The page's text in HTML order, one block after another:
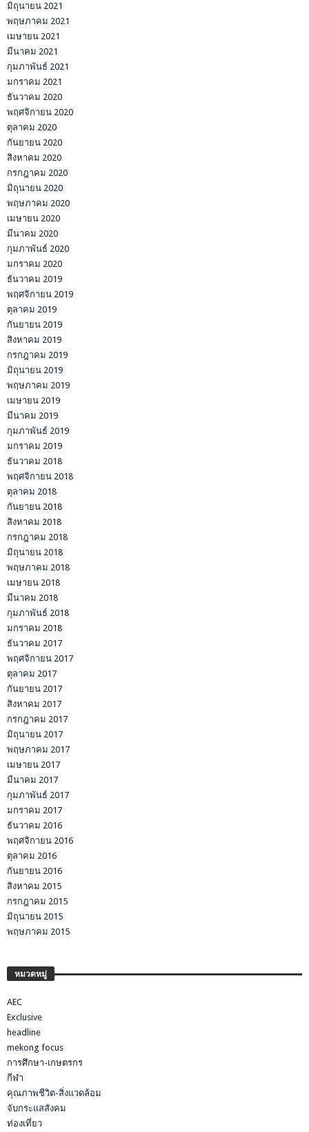
มิถุนายน 2021
พฤษภาคม 2021
เมษายน 2021
มีนาคม 2021
กุมภาพันธ์ 2021
มกราคม 2021
ธันวาคม 2020
พฤศจิกายน 2020
ตุลาคม 2020
กันยายน 2020
สิงหาคม 2020
กรกฎาคม 2020
มิถุนายน 2020
พฤษภาคม 2020
เมษายน 2020
มีนาคม 2020
กุมภาพันธ์ 2020
มกราคม 2020
ธันวาคม 2019
พฤศจิกายน 2019
ตุลาคม 2019
กันยายน 2019
สิงหาคม 2019
กรกฎาคม 2019
มิถุนายน 2019
พฤษภาคม 2019
เมษายน 2019
มีนาคม 2019
กุมภาพันธ์ 2019
มกราคม 2019
ธันวาคม 2018
พฤศจิกายน 2018
ตุลาคม 2018
กันยายน 2018
สิงหาคม 2018
กรกฎาคม 2018
มิถุนายน 2018
พฤษภาคม 2018
เมษายน 2018
มีนาคม 2018
กุมภาพันธ์ 2018
มกราคม 2018
ธันวาคม 2017
พฤศจิกายน 2017
ตุลาคม 2017
กันยายน 2017
สิงหาคม 2017
กรกฎาคม 2017
มิถุนายน 2017
พฤษภาคม 2017
เมษายน 2017
มีนาคม 2017
กุมภาพันธ์ 2017
มกราคม 2017
ธันวาคม 2016
พฤศจิกายน 2016
ตุลาคม 2016
กันยายน 2016
สิงหาคม 2015
กรกฎาคม 2015
มิถุนายน 2015
พฤษภาคม 2015
หมวดหมู่
AEC
Exclusive
headline
mekong focus
การศึกษา-เกษตรกร
กีฬา
คุณภาพชีวิต-สิ่งแวดล้อม
จับกระแสสังคม
ท่องเที่ยว